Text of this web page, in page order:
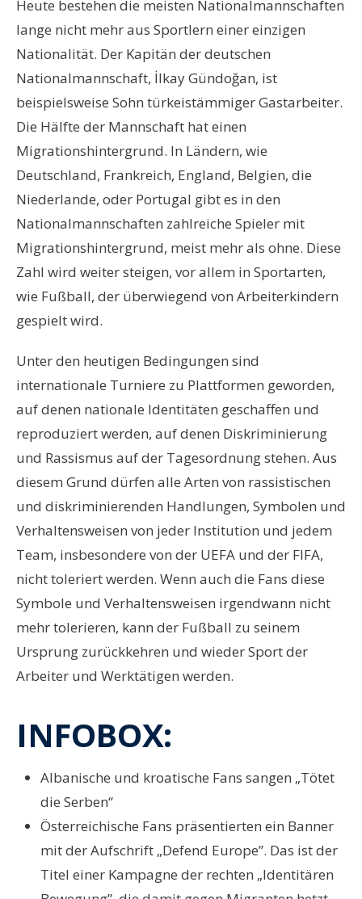
Heute bestehen die meisten Nationalmannschaften
lange nicht mehr aus Sportlern einer einzigen
Nationalität. Der Kapitän der deutschen
Nationalmannschaft, İlkay Gündoğan, ist
beispielsweise Sohn türkeistämmiger Gastarbeiter.
Die Hälfte der Mannschaft hat einen
Migrationshintergrund. In Ländern, wie
Deutschland, Frankreich, England, Belgien, die
Niederlande, oder Portugal gibt es in den
Nationalmannschaften zahlreiche Spieler mit
Migrationshintergrund, meist mehr als ohne. Diese
Zahl wird weiter steigen, vor allem in Sportarten,
wie Fußball, der überwiegend von Arbeiterkindern
gespielt wird.
Unter den heutigen Bedingungen sind
internationale Turniere zu Plattformen geworden,
auf denen nationale Identitäten geschaffen und
reproduziert werden, auf denen Diskriminierung
und Rassismus auf der Tagesordnung stehen. Aus
diesem Grund dürfen alle Arten von rassistischen
und diskriminierenden Handlungen, Symbolen und
Verhaltensweisen von jeder Institution und jedem
Team, insbesondere von der UEFA und der FIFA,
nicht toleriert werden. Wenn auch die Fans diese
Symbole und Verhaltensweisen irgendwann nicht
mehr tolerieren, kann der Fußball zu seinem
Ursprung zurückkehren und wieder Sport der
Arbeiter und Werktätigen werden.
INFOBOX:
Albanische und kroatische Fans sangen „Tötet
die Serben“
Österreichische Fans präsentierten ein Banner
mit der Aufschrift „Defend Europe”. Das ist der
Titel einer Kampagne der rechten „Identitären